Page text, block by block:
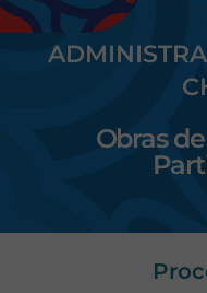
Obras